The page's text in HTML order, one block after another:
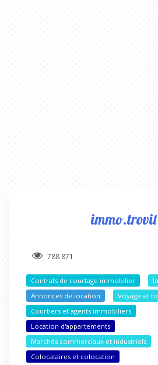
788 871
Contrats de courtage immobilier
Annonces de location
Voyage et
Courtiers et agents immobiliers
Location d'appartements
Marchés commerciaux et industriels
Colocataires et colocation